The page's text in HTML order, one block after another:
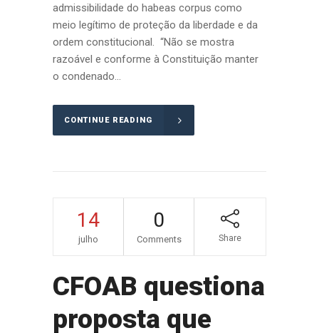
admissibilidade do habeas corpus como
meio legítimo de proteção da liberdade e da
ordem constitucional. “Não se mostra
razoável e conforme à Constituição manter
o condenado...
CONTINUE READING
14
julho
0
Comments Share
CFOAB questiona
proposta que